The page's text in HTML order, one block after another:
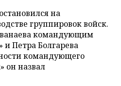
на
группировок войск.
командующим
и Петра Болгарева
командующего
он назвал